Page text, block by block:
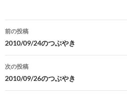
投
稿
ナ
ビ
ゲ
前の投稿
2010/09/24のつぶやき
次の投稿
2010/09/26のつぶやき